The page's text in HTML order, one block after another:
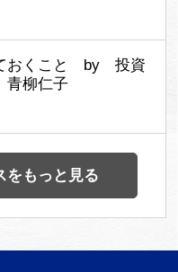
おくこと by 投資
柳仁子
をもっと見る